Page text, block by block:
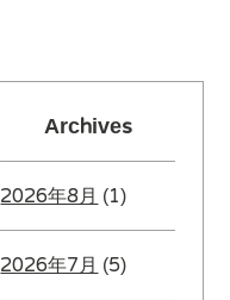
Archives
2026年8月 (1)
2026年7月 (5)